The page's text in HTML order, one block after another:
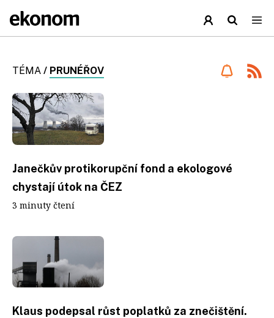
TÉMA / PRUNÉŘOV
Janečkův protikorupční fond a ekologové
chystají útok na ČEZ
3 minuty čtení
Klaus podepsal růst poplatků za znečištění.